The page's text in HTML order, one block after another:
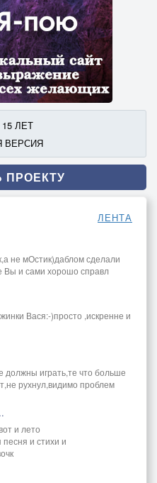
ЛЕТ
ВЕРСИЯ
ЛЕНТА
не мОстик)даблом сделали
Вы и сами хорошо справл
Вася:-)просто ,искренне и
должны играть,те что больше
рухнул,видимо проблем
и лето
и стихи и